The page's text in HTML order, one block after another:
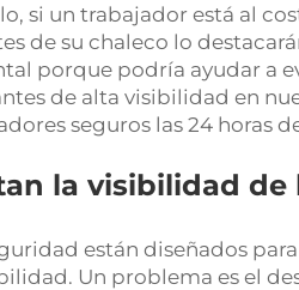
si un trabajador está al
de su chaleco lo
porque podría ayudar a
de alta visibilidad en
seguros las 24 horas
la visibilidad de
están diseñados
Un problema es el